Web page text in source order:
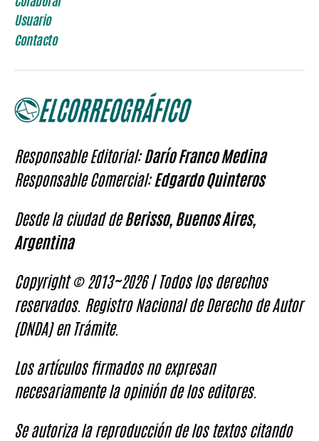
Usuario
Contacto
Responsable Editorial:Darío Franco Medina
Responsable Comercial:Edgardo Quinteros
Desde la ciudad deBerisso, Buenos Aires,
Argentina
Copyright © 2013~2026 | Todos los derechos
reservados. Registro Nacional de Derecho de Autor
(DNDA) en Trámite.
Los artículos firmados no expresan
necesariamente la opinión de los editores.
Se autoriza la reproducción de los textos citando